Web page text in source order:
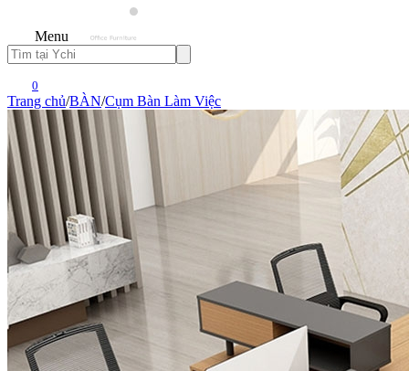
Menu
0
Trang chủ/BÀN/Cụm Bàn Làm Việc